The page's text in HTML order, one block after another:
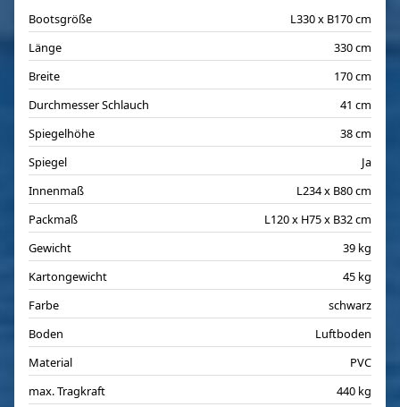
Bootsgröße
L330 x B170 cm
Länge
330 cm
Breite
170 cm
Durchmesser Schlauch
41 cm
Spiegelhöhe
38 cm
Spiegel
Ja
Innenmaß
L234 x B80 cm
Packmaß
L120 x H75 x B32 cm
Gewicht
39 kg
Kartongewicht
45 kg
Farbe
schwarz
Boden
Luftboden
Material
PVC
max. Tragkraft
440 kg